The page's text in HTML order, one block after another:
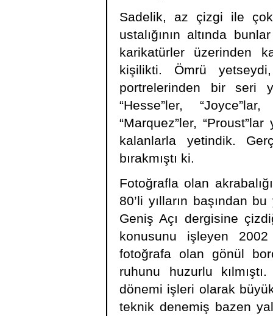
Sadelik, az çizgi ile
ustalığının altında
karikatürler üzerinden
kişilikti. Ömrü
portrelerinden bir seri
“Hesse”ler,
“Marquez”ler,
kalanlarla yetindik.
bırakmıştı ki.
Fotoğrafla olan
80’li yılların başından
Geniş Açı dergisine
konusunu işleyen 2002
fotoğrafa olan gönül
ruhunu huzurlu
dönemi işleri olarak
teknik denemiş bazen